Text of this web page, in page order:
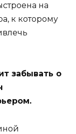
на
к которому
забывать о